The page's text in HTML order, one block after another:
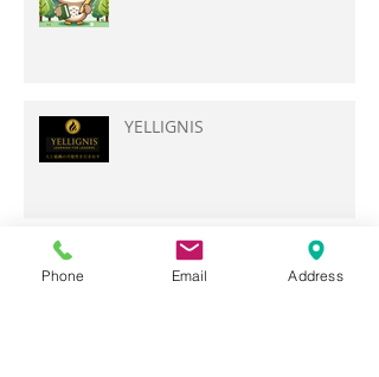
YELLIGNIS
【質問】志望校に合格したいで
す。勉強以外に、まずやるべき
Phone Email Address